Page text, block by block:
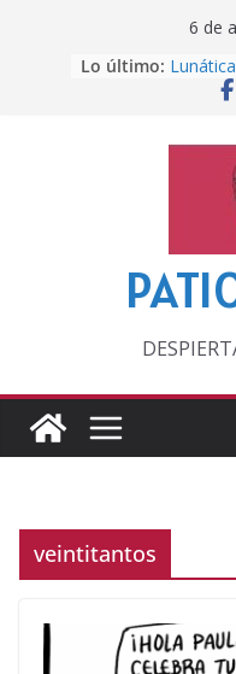
6 de
Lo último: Lunática
Pero,
‘La
Otra
veintitantos